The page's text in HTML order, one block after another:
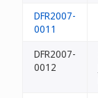
DFR2007-
0011
DFR2007-
0012